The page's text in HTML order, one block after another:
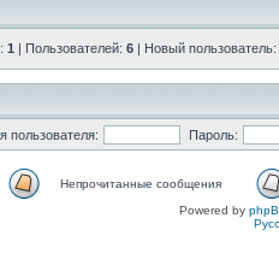
1 | Пользователей: 6 | Новый пользователь:
пользователя: Пароль:
Непрочитанные сообщения
Powered by